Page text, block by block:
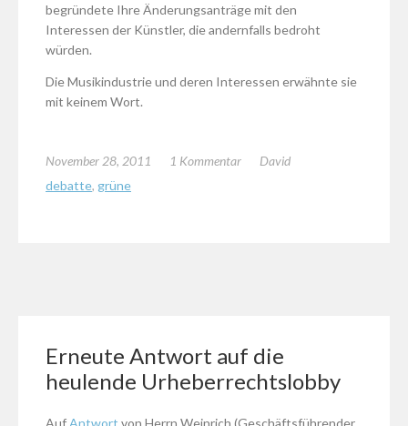
begründete Ihre Änderungsanträge mit den
Interessen der Künstler, die andernfalls bedroht
würden.
Die Musikindustrie und deren Interessen erwähnte sie
mit keinem Wort.
November 28, 2011 1 Kommentar
David
debatte, grüne
Erneute Antwort auf die
heulende Urheberrechtslobby